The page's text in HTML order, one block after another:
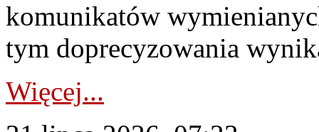
komunikatów
tym doprecyzowania
Więcej...